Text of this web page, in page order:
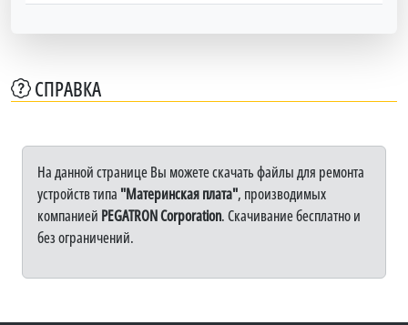
СПРАВКА
На данной странице Вы можете скачать файлы для ремонта
устройств типа "Материнская плата", производимых
компанией PEGATRON Corporation. Скачивание бесплатно и
без ограничений.